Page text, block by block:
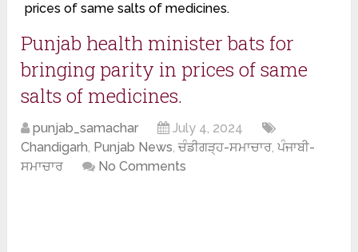
prices of same salts of medicines.
Punjab health minister bats for
bringing parity in prices of same
salts of medicines.
punjab_samachar
July 4, 2024
Chandigarh, Punjab News,ਚੰਡੀਗੜ੍ਹ-ਸਮਾਚਾਰ,ਪੰਜਾਬੀ-
ਸਮਾਚਾਰ
No Comments